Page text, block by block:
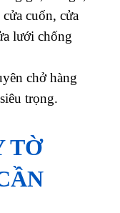
cuốn, cửa
lưới chống
chở hàng
trọng.
TỜ